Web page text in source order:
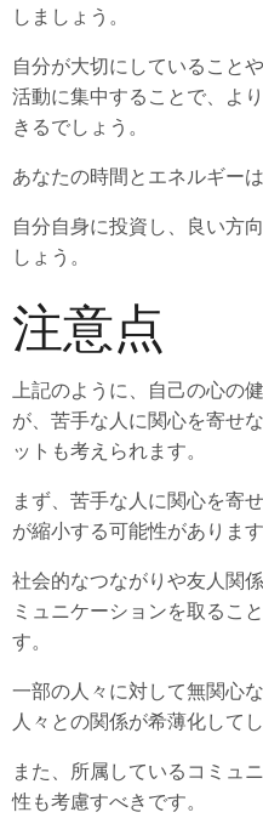
しましょう。
自分が大切にしていること
活動に集中することで、よ
きるでしょう。
あなたの時間とエネルギーは
自分自身に投資し、良い方
しょう。
注意点
上記のように、自己の心の
が、苦手な人に関心を寄せ
ットも考えられます。
まず、苦手な人に関心を寄
が縮小する可能性があります
社会的なつながりや友人関
ミュニケーションを取るこ
す。
一部の人々に対して無関心
人々との関係が希薄化して
また、所属しているコミュ
性も考慮すべきです。